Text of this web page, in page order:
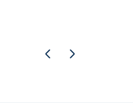
Pagina precedente
Pagina successiva